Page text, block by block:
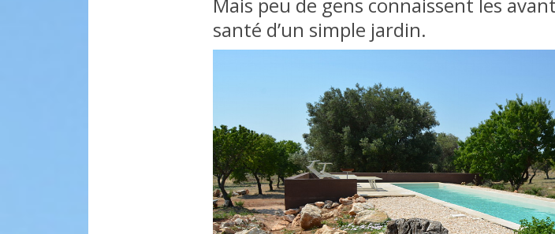
santé d’un simple jardin.